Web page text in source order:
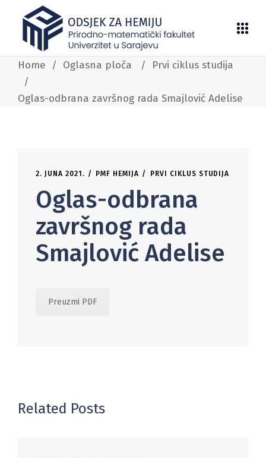
Home / Oglasna ploča / Prvi ciklus studija
/
Oglas-odbrana završnog rada Smajlović Adelise
2. JUNA 2021. PMF HEMIJA PRVI CIKLUS STUDIJA
Oglas-odbrana
završnog rada
Smajlović Adelise
Preuzmi PDF
Related Posts